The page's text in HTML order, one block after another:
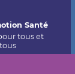
Santé